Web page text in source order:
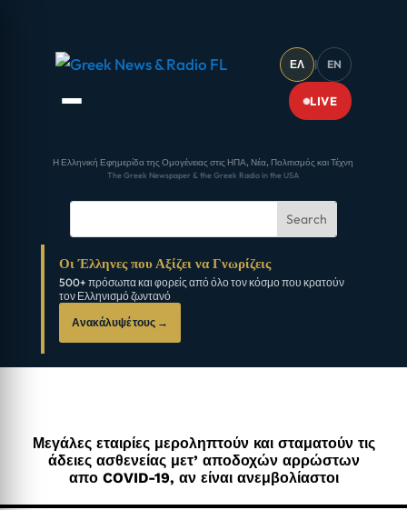
ΕΛ | EN
LIVE
Η Ελληνική Εφημερίδα της Ομογένειας στις ΗΠΑ, Νέα, Πολιτισμός και Τέχνη
The Greek Newspaper & the Greek Radio in the USA
Οι Έλληνες που Αξίζει να Γνωρίζεις
500+ πρόσωπα και φορείς από όλο τον κόσμο που κρατούν
τον Ελληνισμό ζωντανό
Ανακάλυψέ τους →
Μεγάλες εταιρίες μεροληπτούν και σταματούν τις
άδειες ασθενείας μετ’ αποδοχών αρρώστων
απο COVID-19, αν είναι ανεμβολίαστοι